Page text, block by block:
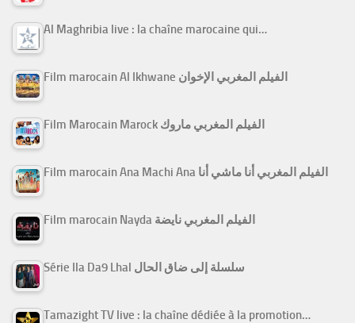
Al Maghribia live : la chaîne marocaine qui…
Film marocain Al Ikhwane الفيلم المغربي الإخوان
Film Marocain Marock الفيلم المغربي ماروك
Film marocain Ana Machi Ana الفيلم المغربي أنا ماشي أنا
Film marocain Nayda الفيلم المغربي نايضة
Série Ila Da9 Lhal سلسلة إلى ضاق الحال
Tamazight TV live : la chaîne dédiée à la promotion…